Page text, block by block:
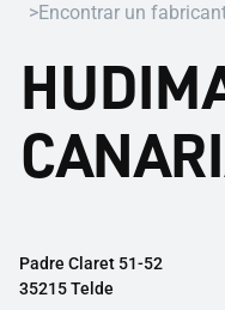
Encontrar un
Padre Claret 51-52
35215 Telde